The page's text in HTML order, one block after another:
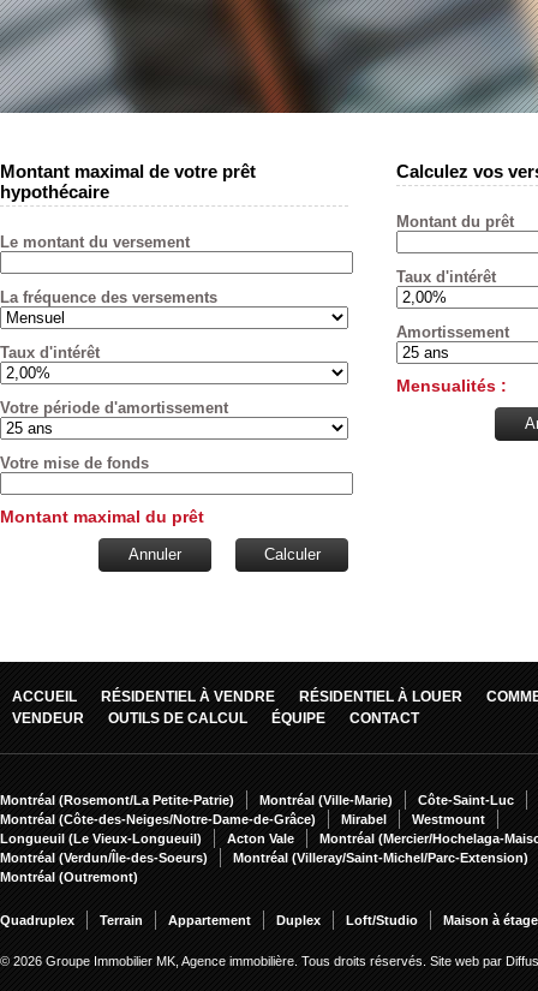
Montant maximal de votre prêt
hypothécaire
Le montant du versement
La fréquence des versements
Taux d'intérêt
Votre période d'amortissement
Votre mise de fonds
Montant maximal du prêt
Calculer
Annuler
Calculez vos
Montant du prêt
Taux d'intérêt
Amortissement
Mensualités :
ACCUEIL RÉSIDENTIEL À VENDRE RÉSIDENTIEL À LOUER
VENDEUR
OUTILS DE CALCUL ÉQUIPE CONTACT
Montréal (Rosemont/La Petite-Patrie) Montréal (Ville-Marie)
Côte-Saint-Luc
Montréal (Côte-des-Neiges/Notre-Dame-de-Grâce)
Mirabel
Westmount
Longueuil (Le Vieux-Longueuil)
Acton Vale
Montréal (Mercier/Hochelaga-
Montréal (Verdun/Île-des-Soeurs)
Montréal (Villeray/Saint-Michel/Parc-Extension)
Montréal (Outremont)
Quadruplex Terrain Appartement Duplex Loft/Studio Maison à
© 2026 Groupe Immobilier MK, Agence immobilière. Tous droits réservés. Site web par